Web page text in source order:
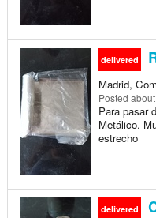
delivered
Madrid,
Posted
Para pasar
Metálico.
estrecho
delivered